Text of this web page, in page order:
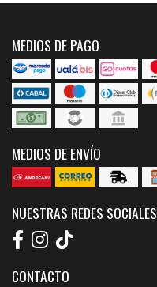
MEDIOS DE PAGO
MEDIOS DE ENVÍO
NUESTRAS REDES SOCIALES
CONTACTO